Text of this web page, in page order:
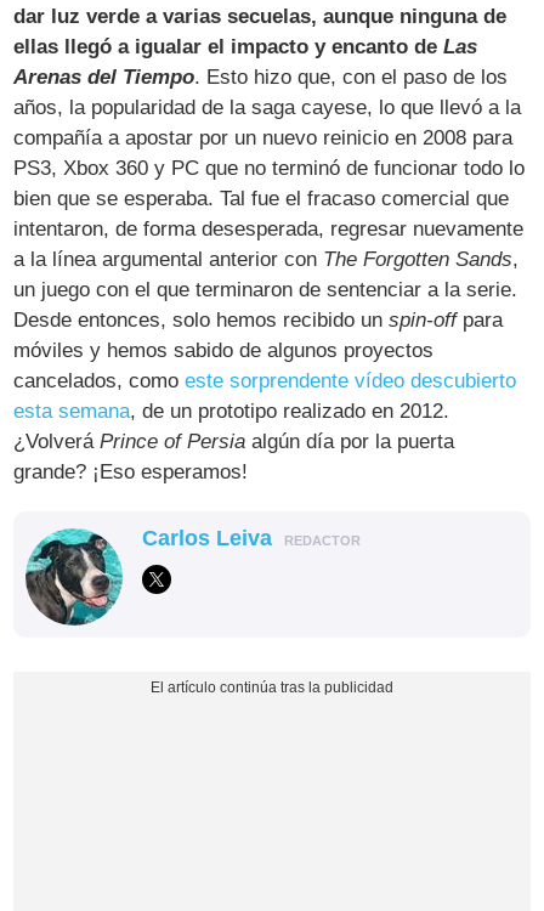
dar luz verde a varias secuelas, aunque ninguna de
ellas llegó a igualar el impacto y encanto deLas
Arenas del Tiempo. Esto hizo que, con el paso de los
años, la popularidad de la saga cayese, lo que llevó a la
compañía a apostar por un nuevo reinicio en 2008 para
PS3, Xbox 360 y PC que no terminó de funcionar todo lo
bien que se esperaba. Tal fue el fracaso comercial que
intentaron, de forma desesperada, regresar nuevamente
a la línea argumental anterior con The Forgotten Sands,
un juego con el que terminaron de sentenciar a la serie.
Desde entonces, solo hemos recibido unspin-offpara
móviles y hemos sabido de algunos proyectos
cancelados, comoeste sorprendente vídeo descubierto
esta semana, de un prototipo realizado en 2012.
¿VolveráPrince of Persia algún día por la puerta
grande? ¡Eso esperamos!
Carlos Leiva REDACTOR